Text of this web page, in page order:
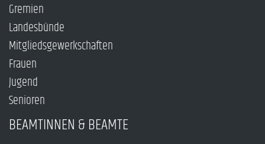
Gremien
Landesbünde
Mitgliedsgewerkschaften
Frauen
Jugend
Senioren
BEAMTINNEN & BEAMTE